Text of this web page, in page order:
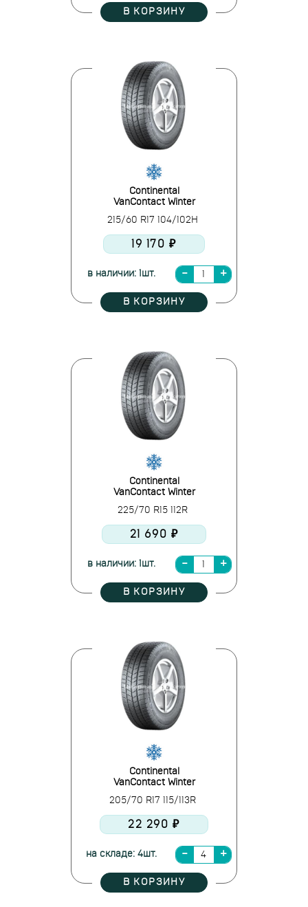
В КОРЗИНУ
Continental
VanContact Winter
215/60 R17 104/102H
19 170 ₽
в наличии: 1шт.
В КОРЗИНУ
Continental
VanContact Winter
225/70 R15 112R
21 690 ₽
в наличии: 1шт.
В КОРЗИНУ
Continental
VanContact Winter
205/70 R17 115/113R
22 290 ₽
на складе: 4шт.
В КОРЗИНУ